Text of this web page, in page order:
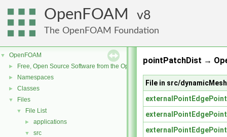
OpenFOAM 8
The OpenFOAM Foundation
▼ OpenFOAM
► Free, Open Source Software from the OpenFOAM Foundation
► Namespaces
► Classes
▼ Files
▼ File List
► applications
▼ src
pointPatchDist →
File in src/